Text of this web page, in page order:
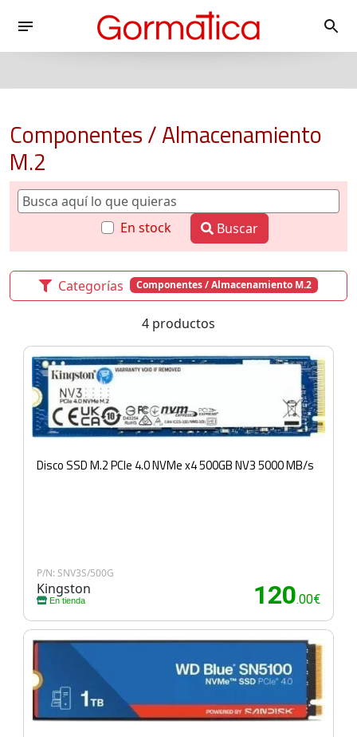
Componentes / Almacenamiento
M.2
En stock Buscar
Categorías Componentes / Almacenamiento M.2
4 productos
Disco SSD M.2 PCIe 4.0 NVMe x4 500GB NV3 5000 MB/s
P/N: SNV3S/500G
Kingston
En tienda 120.00€